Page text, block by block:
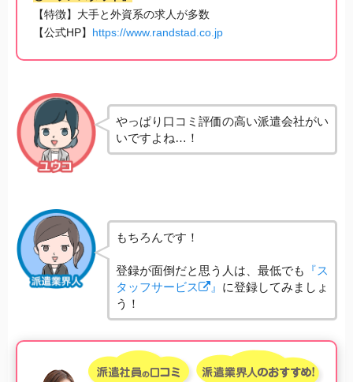
【特徴】大手と外資系の求人が多数
【公式HP】 https://www.randstad.co.jp
やっぱり口コミ評価の高い派遣会社がい
いですよね…！
もちろんです！
登録が面倒だと思う人は、最低でも
『ス
タッフサービス
』 に登録してみましょ
う！